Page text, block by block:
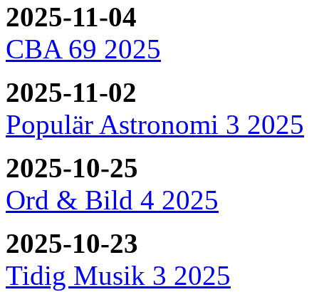
2025-11-04
CBA 69 2025
2025-11-02
Populär Astronomi 3 2025
2025-10-25
Ord & Bild 4 2025
2025-10-23
Tidig Musik 3 2025